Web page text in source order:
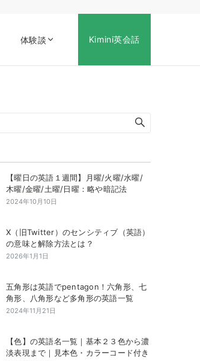
体験談 Kimini英会話
【曜日の英語１週間】月曜/火曜/水曜/
木曜/金曜/土曜/日曜：略や暗記法
2024年10月10日
X（旧Twitter）のセンシティブ（英語）
の意味と解除方法とは？
2026年1月1日
五角形は英語でpentagon！六角形、七
角形、八角形など多角形の英語一覧
2024年11月21日
【色】の英語名一覧｜基本２３色から濃
淡表現まで｜見本色・カラーコード付き